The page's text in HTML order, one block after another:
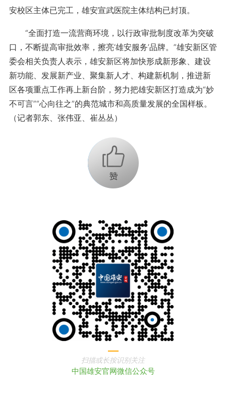
安校区主体已完工，雄安宣武医院主体结构已封顶。
“全面打造一流营商环境，以行政审批制度改革为突破
口，不断提高审批效率，擦亮‘雄安服务’品牌。”雄安新区管
委会相关负责人表示，雄安新区将加快形成新形象、建设
新功能、发展新产业、聚集新人才、构建新机制，推进新
区各项重点工作再上新台阶，努力把雄安新区打造成为“妙
不可言”“心向往之”的典范城市和高质量发展的全国样板。
（记者郭东、张伟亚、崔丛丛）
+1
扫描或长按识别关注
中国雄安官网微信公众号